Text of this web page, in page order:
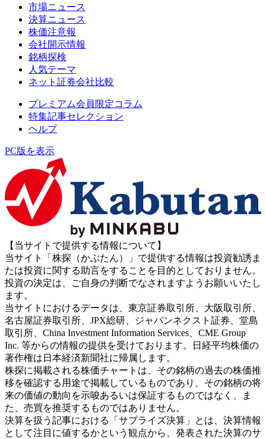
市場ニュース
決算ニュース
株価注意報
会社開示情報
銘柄探検
人気テーマ
ネット証券会社比較
プレミアム会員限定コラム
特集記事セレクション
ヘルプ
PC版を表示
【当サイトで提供する情報について】
当サイト「株探（かぶたん）」で提供する情報は投資勧誘ま
たは投資に関する助言をすることを目的としておりません。
投資の決定は、ご自身の判断でなされますようお願いいたし
ます。
当サイトにおけるデータは、東京証券取引所、大阪取引所、
名古屋証券取引所、JPX総研、ジャパンネクスト証券、堂島
取引所、China Investment Information Services、CME Group
Inc. 等からの情報の提供を受けております。日経平均株価の
著作権は日本経済新聞社に帰属します。
株探に掲載される株価チャートは、その銘柄の過去の株価推
移を確認する用途で掲載しているものであり、その銘柄の将
来の価値の動向を示唆あるいは保証するものではなく、ま
た、売買を推奨するものではありません。
決算を扱う記事における「サプライズ決算」とは、決算情報
として注目に値するかという観点から、発表された決算のサ